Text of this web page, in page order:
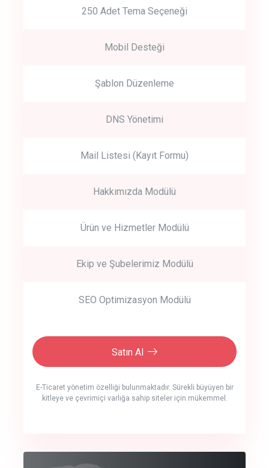
250 Adet Tema Seçeneği
Mobil Desteği
Şablon Düzenleme
DNS Yönetimi
Mail Listesi (Kayıt Formu)
Hakkımızda Modülü
Ürün ve Hizmetler Modülü
Ekip ve Şubelerimiz Modülü
SEO Optimizasyon Modülü
Satın Al
E-Ticaret yönetim özelliği bulunmaktadır. Sürekli büyüyen bir
kitleye ve çevrimiçi varlığa sahip siteler için mükemmel.
crm auto cync